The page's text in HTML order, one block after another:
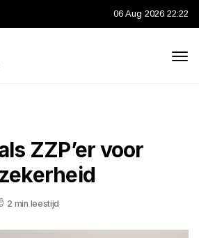
06 Aug 2026 22:22
ZZP’er voor
2 min leestijd